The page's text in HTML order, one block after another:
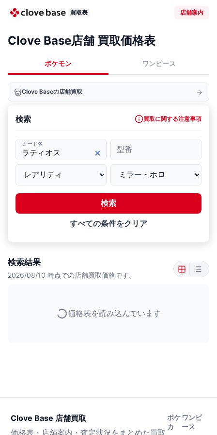
買取表 店舗案内
Clove Base店舗 買取価格表
ポケモン ワンピース
Clove Baseの店舗買取
検索 買取に関する注意事項
カード名
型番
検索
すべての条件をクリア
検索結果
2026/08/10 時点での店舗買取価格です。
価格表を読み込んでいます
Clove Base 店舗買取
価格表・店舗案内・査定状況をまとめた買取
ポケ
カ
ワンピ
ース